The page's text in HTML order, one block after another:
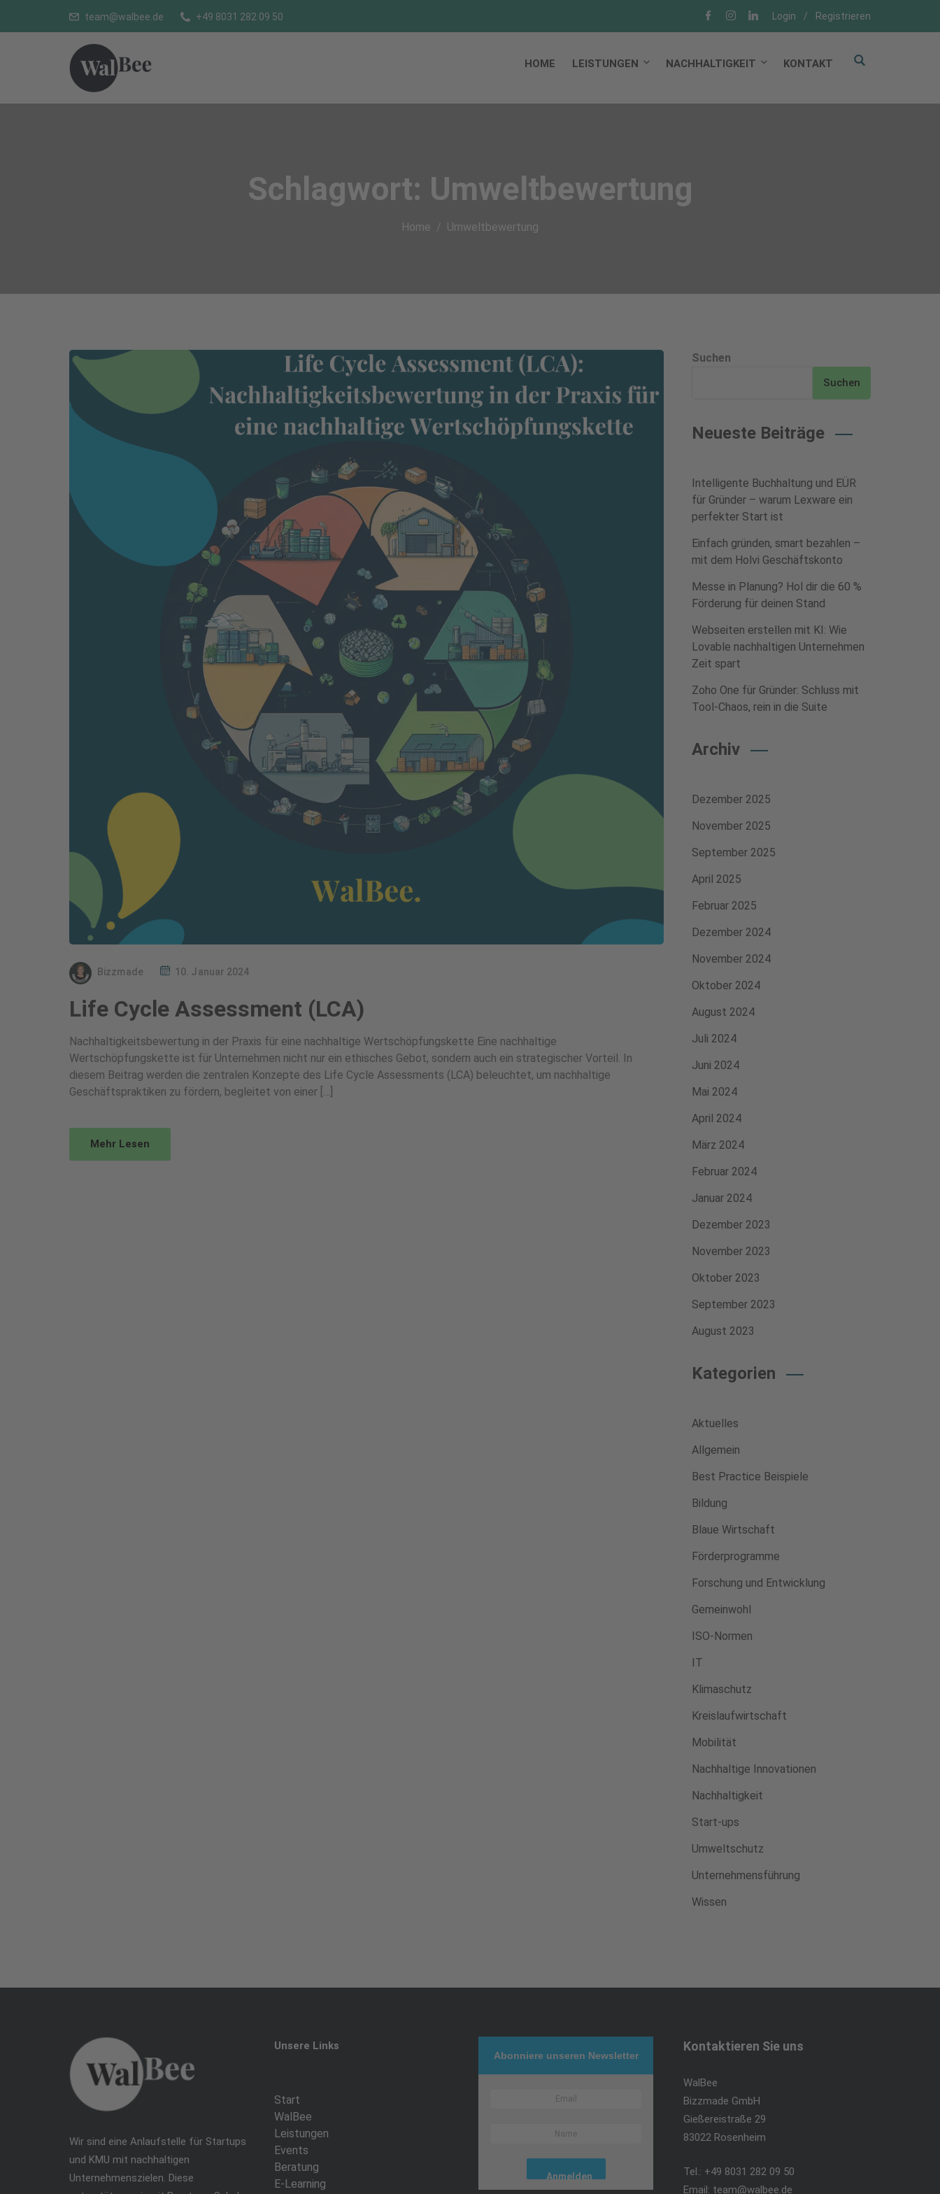
team@walbee.de +49 8031 282 09 50 Login / Registrieren
HOME LEISTUNGEN NACHHALTIGKEIT KONTAKT
Schlagwort: Umweltbewertung
Home Umweltbewertung
Bizzmade 10. Januar 2024
Life Cycle Assessment (LCA)
Nachhaltigkeitsbewertung in der Praxis für eine nachhaltige Wertschöpfungskette Eine nachhaltige
Wertschöpfungskette ist für Unternehmen nicht nur ein ethisches Gebot, sondern auch ein strategischer Vorteil. In
diesem Beitrag werden die zentralen Konzepte des Life Cycle Assessments (LCA) beleuchtet, um nachhaltige
Geschäftspraktiken zu fördern, begleitet von einer […]
Mehr Lesen
Suchen
Suchen
Neueste Beiträge
Intelligente Buchhaltung und EÜR
für Gründer – warum Lexware ein
perfekter Start ist
Einfach gründen, smart bezahlen –
mit dem Holvi Geschäftskonto
Messe in Planung? Hol dir die 60 %
Förderung für deinen Stand
Webseiten erstellen mit KI: Wie
Lovable nachhaltigen Unternehmen
Zeit spart
Zoho One für Gründer: Schluss mit
Tool-Chaos, rein in die Suite
Archiv
Dezember 2025
November 2025
September 2025
April 2025
Februar 2025
Dezember 2024
November 2024
Oktober 2024
August 2024
Juli 2024
Juni 2024
Mai 2024
April 2024
März 2024
Februar 2024
Januar 2024
Dezember 2023
November 2023
Oktober 2023
September 2023
August 2023
Kategorien
Aktuelles
Allgemein
Best Practice Beispiele
Bildung
Blaue Wirtschaft
Förderprogramme
Forschung und Entwicklung
Gemeinwohl
ISO-Normen
IT
Klimaschutz
Kreislaufwirtschaft
Mobilität
Nachhaltige Innovationen
Nachhaltigkeit
Start-ups
Umweltschutz
Unternehmensführung
Wissen
Wir sind eine Anlaufstelle für Startups
und KMU mit nachhaltigen
Unternehmenszielen. Diese
Unsere Links
Start
WalBee
Leistungen
Events
Beratung
E-Learning
Abonniere unseren Newsletter
Kontaktieren Sie uns
WalBee
Bizzmade GmbH
Gießereistraße 29
83022 Rosenheim
Tel.: +49 8031 282 09 50
Email: team@walbee.de